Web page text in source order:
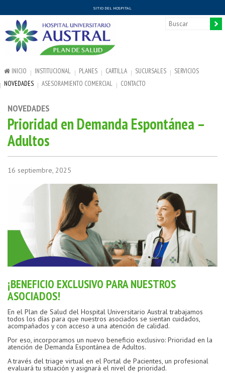
SITIO DEL HOSPITAL
INICIO INSTITUCIONAL PLANES CARTILLA SUCURSALES
SERVICIOS
NOVEDADES
ASESORAMIENTO COMERCIAL CONTACTO
NOVEDADES
Prioridad en Demanda Espontánea –
Adultos
16 septiembre, 2025
¡BENEFICIO EXCLUSIVO PARA NUESTROS
ASOCIADOS!
En el Plan de Salud del Hospital Universitario Austral trabajamos
todos los días para que nuestros asociados se sientan cuidados,
acompañados y con acceso a una atención de calidad.
Por eso, incorporamos un nuevo beneficio exclusivo: Prioridad en la
atención de Demanda Espontánea de Adultos.
A través del triage virtual en el Portal de Pacientes, un profesional
evaluará tu situación y asignará el nivel de prioridad.